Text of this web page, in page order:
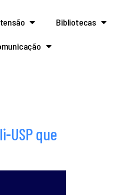
Bibliotecas
USP que